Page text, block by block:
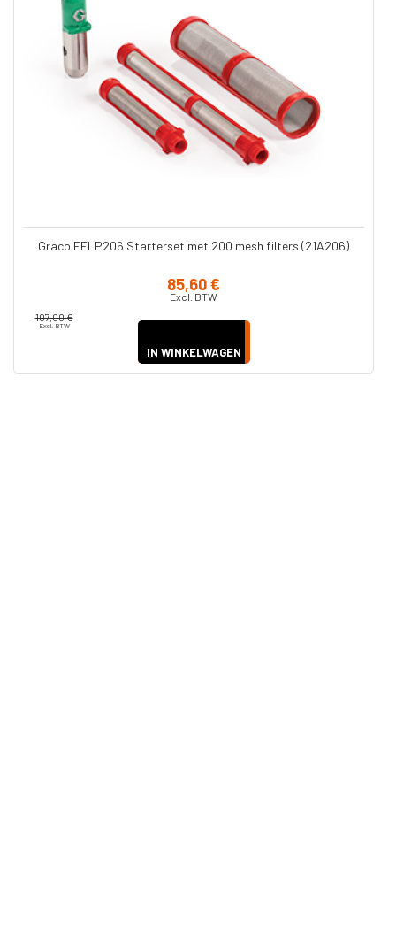
Graco FFLP206 Starterset met 200 mesh filters (21A206)
85,60 €
Excl. BTW
107,00 €
Excl. BTW
IN WINKELWAGEN